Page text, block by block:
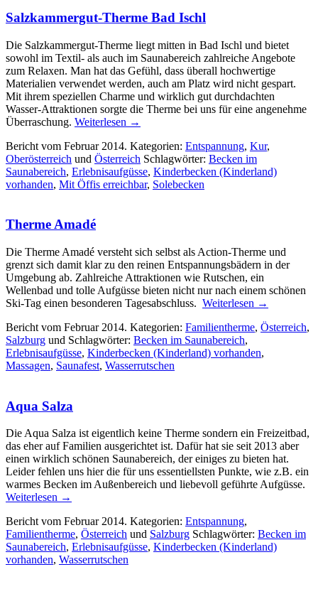
Salzkammergut-Therme Bad Ischl
Die Salzkammergut-Therme liegt mitten in Bad Ischl und bietet
sowohl im Textil- als auch im Saunabereich zahlreiche Angebote
zum Relaxen. Man hat das Gefühl, dass überall hochwertige
Materialien verwendet werden, auch am Platz wird nicht gespart.
Mit ihrem speziellen Charme und wirklich gut durchdachten
Wasser-Attraktionen sorgte die Therme bei uns für eine angenehme
Überraschung. Weiterlesen →
Bericht vom Februar 2014. Kategorien: Entspannung, Kur,
Oberösterreich und Österreich Schlagwörter: Becken im
Saunabereich, Erlebnisaufgüsse, Kinderbecken (Kinderland)
vorhanden, Mit Öffis erreichbar, Solebecken
Therme Amadé
Die Therme Amadé versteht sich selbst als Action-Therme und
grenzt sich damit klar zu den reinen Entspannungsbädern in der
Umgebung ab. Zahlreiche Attraktionen wie Rutschen, ein
Wellenbad und tolle Aufgüsse bieten nicht nur nach einem schönen
Ski-Tag einen besonderen Tagesabschluss. Weiterlesen →
Bericht vom Februar 2014. Kategorien: Familientherme, Österreich,
Salzburg und Schlagwörter: Becken im Saunabereich,
Erlebnisaufgüsse, Kinderbecken (Kinderland) vorhanden,
Massagen, Saunafest, Wasserrutschen
Aqua Salza
Die Aqua Salza ist eigentlich keine Therme sondern ein Freizeitbad,
das eher auf Familien ausgerichtet ist. Dafür hat sie seit 2013 aber
einen wirklich schönen Saunabereich, der einiges zu bieten hat.
Leider fehlen uns hier die für uns essentiellsten Punkte, wie z.B. ein
warmes Becken im Außenbereich und liebevoll geführte Aufgüsse.
Weiterlesen →
Bericht vom Februar 2014. Kategorien: Entspannung,
Familientherme, Österreich und Salzburg Schlagwörter: Becken im
Saunabereich, Erlebnisaufgüsse, Kinderbecken (Kinderland)
vorhanden, Wasserrutschen